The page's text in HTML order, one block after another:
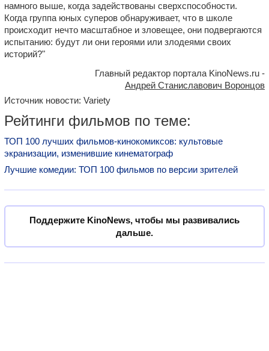
намного выше, когда задействованы сверхспособности.
Когда группа юных суперов обнаруживает, что в школе
происходит нечто масштабное и зловещее, они подвергаются
испытанию: будут ли они героями или злодеями своих
историй?"
Главный редактор портала KinoNews.ru -
Андрей Станиславович Воронцов
Источник новости: Variety
Рейтинги фильмов по теме:
ТОП 100 лучших фильмов-кинокомиксов: культовые
экранизации, изменившие кинематограф
Лучшие комедии: ТОП 100 фильмов по версии зрителей
Поддержите KinoNews, чтобы мы развивались
дальше.